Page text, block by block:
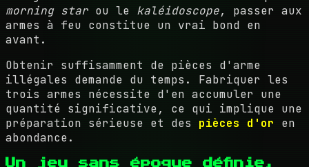
morning star ou le kaléidoscope, passer aux
armes à feu constitue un vrai bond en
avant.
Obtenir suffisamment de pièces d'arme
illégales demande du temps. Fabriquer les
trois armes nécessite d'en accumuler une
quantité significative, ce qui implique une
préparation sérieuse et des pièces d'or en
abondance.
Un jeu sans époque définie,